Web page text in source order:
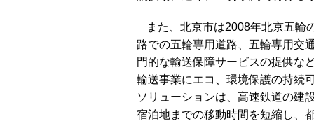
また、北京市は2008年北京五輪
路での五輪専用道路、五輪専用交
門的な輸送保障サービスの提供な
輸送事業にエコ、環境保護の持続
ソリューションは、高速鉄道の建
宿泊地までの移動時間を短縮し、